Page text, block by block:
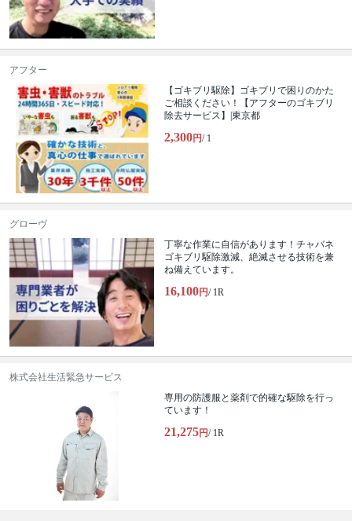
アフター
【ゴキブリ駆除】ゴキブリで困りのかた
ご相談ください！【アフターのゴキブリ
除去サービス】|東京都
2,300円/ 1
グローヴ
丁寧な作業に自信があります！チャバネ
ゴキブリ駆除激減、絶滅させる技術を兼
ね備えています。
16,100円/ 1R
株式会社生活緊急サービス
専用の防護服と薬剤で的確な駆除を行っ
ています！
21,275円/ 1R